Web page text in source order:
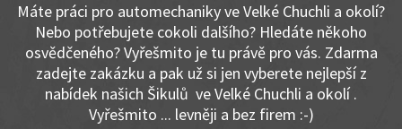
Máte práci pro automechaniky ve Velké Chuchli a okolí?
Nebo potřebujete cokoli dalšího? Hledáte někoho
osvědčeného? Vyřešmito je tu právě pro vás. Zdarma
zadejte zakázku a pak už si jen vyberete nejlepší z
nabídek našich Šikulů ve Velké Chuchli a okolí .
Vyřešmito ... levněji a bez firem :-)